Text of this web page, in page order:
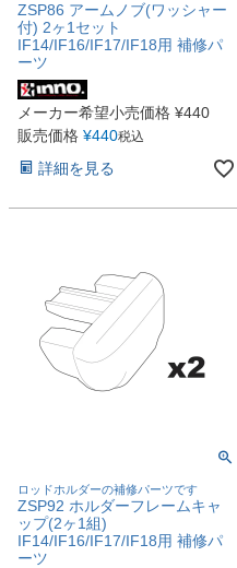
ZSP86 アームノブ(ワッシャー
付) 2ヶ1セット
IF14/IF16/IF17/IF18用 補修パ
ーツ
メーカー希望小売価格 ¥440
販売価格 ¥440税込
詳細を見る
ロッドホルダーの補修パーツです
ZSP92 ホルダーフレームキャ
ップ(2ヶ1組)
IF14/IF16/IF17/IF18用 補修パ
ーツ